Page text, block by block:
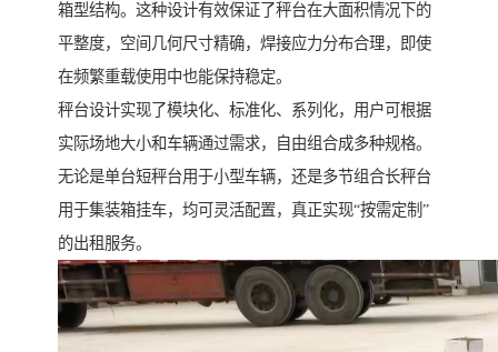
箱型结构。这种设计有效保证了秤台在大面积情况下的
平整度，空间几何尺寸精确，焊接应力分布合理，即使
在频繁重载使用中也能保持稳定。
秤台设计实现了模块化、标准化、系列化，用户可根据
实际场地大小和车辆通过需求，自由组合成多种规格。
无论是单台短秤台用于小型车辆，还是多节组合长秤台
用于集装箱挂车，均可灵活配置，真正实现“按需定制”
的出租服务。